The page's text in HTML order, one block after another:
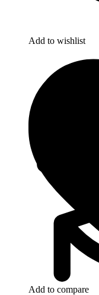
Add to wishlist
Add to compare